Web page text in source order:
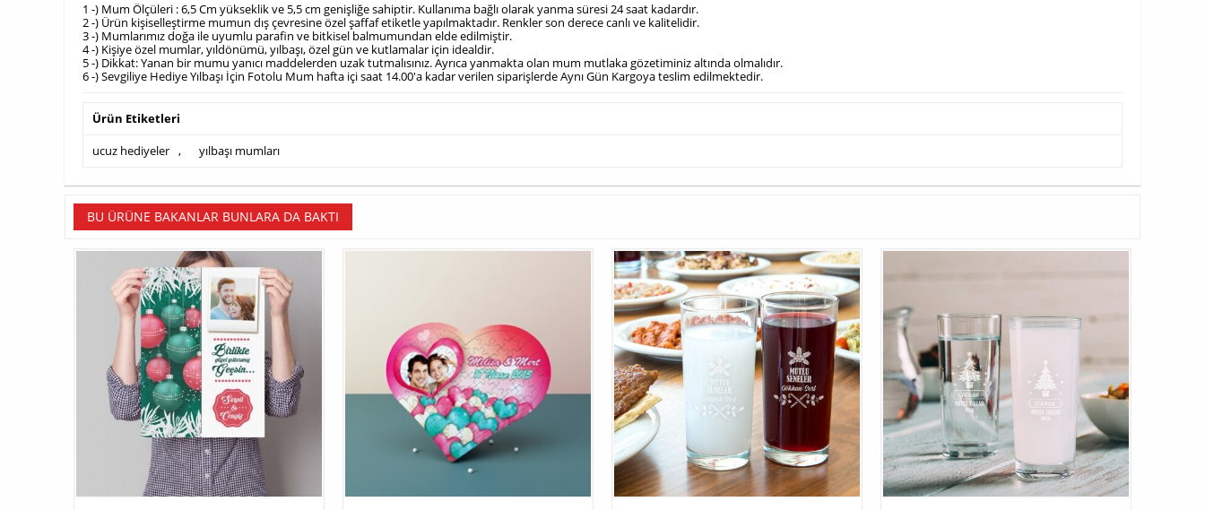
1 -) Mum Ölçüleri : 6,5 Cm yükseklik ve 5,5 cm genişliğe sahiptir. Kullanıma bağlı olarak yanma süresi 24 saat kadardır.
2 -) Ürün kişiselleştirme mumun dış çevresine özel şaffaf etiketle yapılmaktadır. Renkler son derece canlı ve kalitelidir.
3 -) Mumlarımız doğa ile uyumlu parafin ve bitkisel balmumundan elde edilmiştir.
4 -) Kişiye özel mumlar, yıldönümü, yılbaşı, özel gün ve kutlamalar için idealdir.
5 -) Dikkat: Yanan bir mumu yanıcı maddelerden uzak tutmalısınız. Ayrıca yanmakta olan mum mutlaka gözetiminiz altında olmalıdır.
6 -) Sevgiliye Hediye Yılbaşı İçin Fotolu Mum hafta içi saat 14.00'a kadar verilen siparişlerde Aynı Gün Kargoya teslim edilmektedir.
Ürün Etiketleri
ucuz hediyeler , yılbaşı mumları
BU ÜRÜNE BAKANLAR BUNLARA DA BAKTI